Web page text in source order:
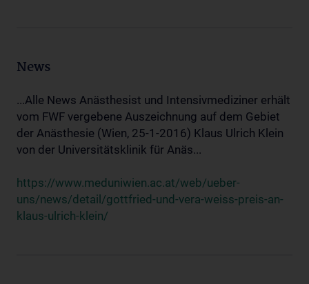
News
...Alle News Anästhesist und Intensivmediziner erhält
vom FWF vergebene Auszeichnung auf dem Gebiet
der Anästhesie (Wien, 25-1-2016) Klaus Ulrich Klein
von der Universitätsklinik für Anäs...
https://www.meduniwien.ac.at/web/ueber-
uns/news/detail/gottfried-und-vera-weiss-preis-an-
klaus-ulrich-klein/